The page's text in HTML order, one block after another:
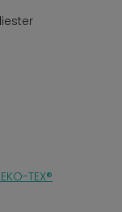
TEX®